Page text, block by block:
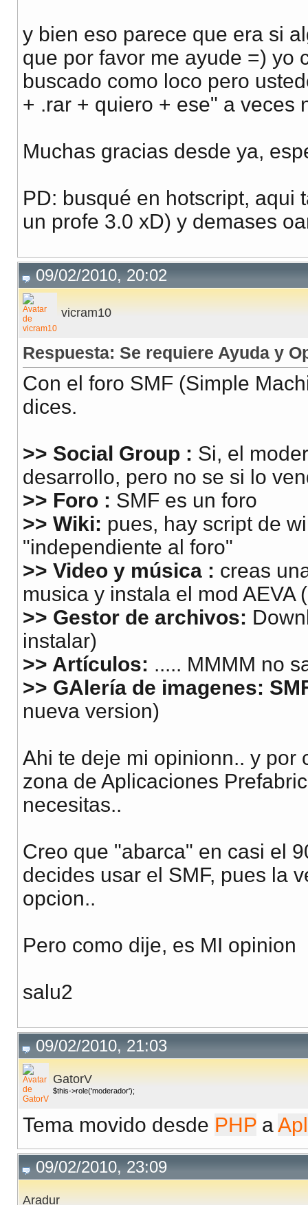
y bien eso parece que era si
que por favor me ayude =) yo
buscado como loco pero
+ .rar + quiero + ese" a veces
Muchas gracias desde ya,
PD: busqué en hotscript, aqui
un profe 3.0 xD) y demases
09/02/2010, 20:02
vicram10
Respuesta: Se requiere Ayuda y
Con el foro SMF (Simple
dices.
>> Social Group : Si, el
desarrollo, pero no se si lo
>> Foro : SMF es un foro
>> Wiki: pues, hay script de
"independiente al foro"
>> Video y música : creas
musica y instala el mod
>> Gestor de archivos:
instalar)
>> Artículos: ..... MMMM no
>> GAlería de imagenes:
nueva version)
Ahi te deje mi opinionn.. y por
zona de Aplicaciones
necesitas..
Creo que "abarca" en casi el
decides usar el SMF, pues la
opcion..
Pero como dije, es MI opinion
salu2
09/02/2010, 21:03
GatorV
$this->role('moderador');
Tema movido desde PHP a
09/02/2010, 23:09
Aradur